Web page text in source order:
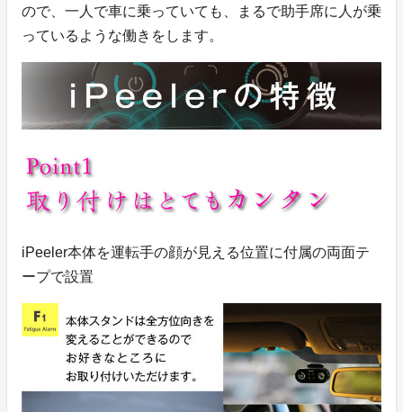
ので、一人で車に乗っていても、まるで助手席に人が乗
っているような働きをします。
iPeeler本体を運転手の顔が見える位置に付属の両面テ
ープで設置